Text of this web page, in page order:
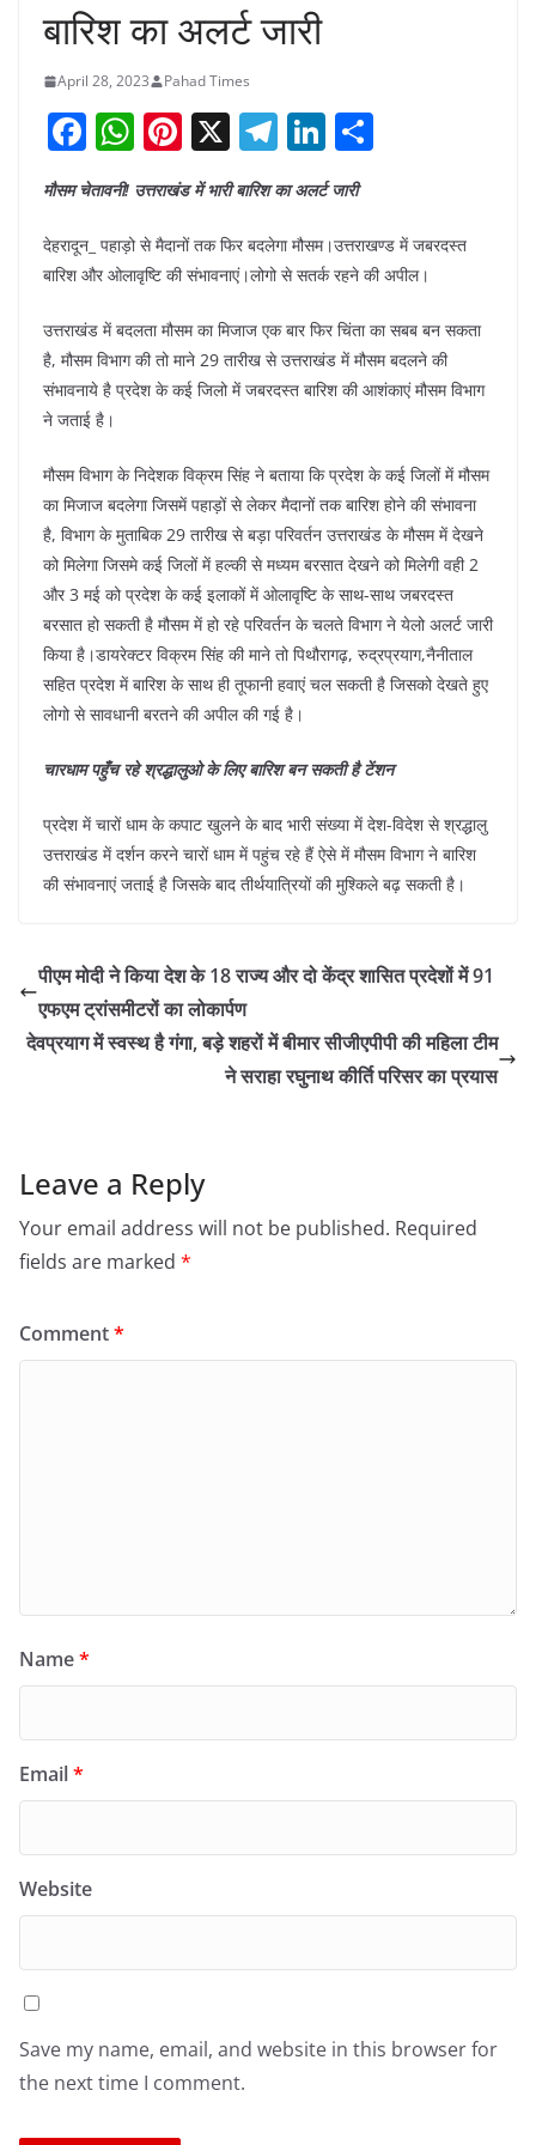
बारिश का अलर्ट जारी
April 28, 2023 Pahad Times
F
a
c
e
b
o
o
k
W
at
s
A
p
p
Pi
nt
er
e
st
X T
e
gr
a
m
Li
n
k
e
dI
n
e
मौसम चेतावनी! उत्तराखंड में भारी बारिश का अलर्ट जारी
देहरादून_ पहाड़ो से मैदानों तक फिर बदलेगा मौसम।उत्तराखण्ड में जबरदस्त
बारिश और ओलावृष्टि की संभावनाएं।लोगो से सतर्क रहने की अपील।
उत्तराखंड में बदलता मौसम का मिजाज एक बार फिर चिंता का सबब बन सकता
है, मौसम विभाग की तो माने 29 तारीख से उत्तराखंड में मौसम बदलने की
संभावनाये है प्रदेश के कई जिलो में जबरदस्त बारिश की आशंकाएं मौसम विभाग
ने जताई है।
मौसम विभाग के निदेशक विक्रम सिंह ने बताया कि प्रदेश के कई जिलों में मौसम
का मिजाज बदलेगा जिसमें पहाड़ों से लेकर मैदानों तक बारिश होने की संभावना
है, विभाग के मुताबिक 29 तारीख से बड़ा परिवर्तन उत्तराखंड के मौसम में देखने
को मिलेगा जिसमे कई जिलों में हल्की से मध्यम बरसात देखने को मिलेगी वही 2
और 3 मई को प्रदेश के कई इलाकों में ओलावृष्टि के साथ-साथ जबरदस्त
बरसात हो सकती है मौसम में हो रहे परिवर्तन के चलते विभाग ने येलो अलर्ट जारी
किया है।डायरेक्टर विक्रम सिंह की माने तो पिथौरागढ़, रुद्रप्रयाग,नैनीताल
सहित प्रदेश में बारिश के साथ ही तूफानी हवाएं चल सकती है जिसको देखते हुए
लोगो से सावधानी बरतने की अपील की गई है।
चारधाम पहुँच रहे श्रद्धालुओ के लिए बारिश बन सकती है टेंशन
प्रदेश में चारों धाम के कपाट खुलने के बाद भारी संख्या में देश-विदेश से श्रद्धालु
उत्तराखंड में दर्शन करने चारों धाम में पहुंच रहे हैं ऐसे में मौसम विभाग ने बारिश
की संभावनाएं जताई है जिसके बाद तीर्थयात्रियों की मुश्किले बढ़ सकती है।
पीएम मोदी ने किया देश के 18 राज्य और दो केंद्र शासित प्रदेशों में 91
एफएम ट्रांसमीटरों का लोकार्पण
देवप्रयाग में स्वस्थ है गंगा, बड़े शहरों में बीमार सीजीएपीपी की महिला टीम
ने सराहा रघुनाथ कीर्ति परिसर का प्रयास
Leave a Reply
Your email address will not be published. Required
fields are marked *
Comment*
Name*
Email*
Website
Save my name, email, and website in this browser for
the next time I comment.